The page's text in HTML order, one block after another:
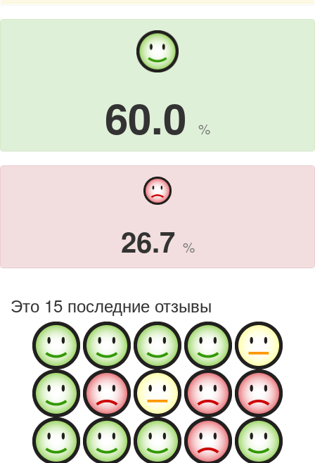
60.0 %
26.7 %
Это 15 последние отзывы